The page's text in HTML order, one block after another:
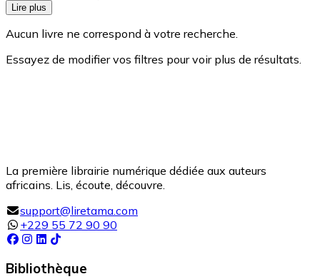
Lire plus
Aucun livre ne correspond à votre recherche.
Essayez de modifier vos filtres pour voir plus de résultats.
La première librairie numérique dédiée aux auteurs
africains. Lis, écoute, découvre.
support@liretama.com
+229 55 72 90 90
Bibliothèque